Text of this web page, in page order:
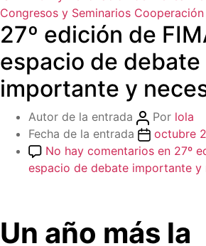
Congresos y Seminarios Cooperación
27º edición de
espacio de debate
importante y
Autor de la entrada Por lola
Fecha de la entrada
octubre
No hay comentarios en 27º
espacio de debate importante y
Un año más la